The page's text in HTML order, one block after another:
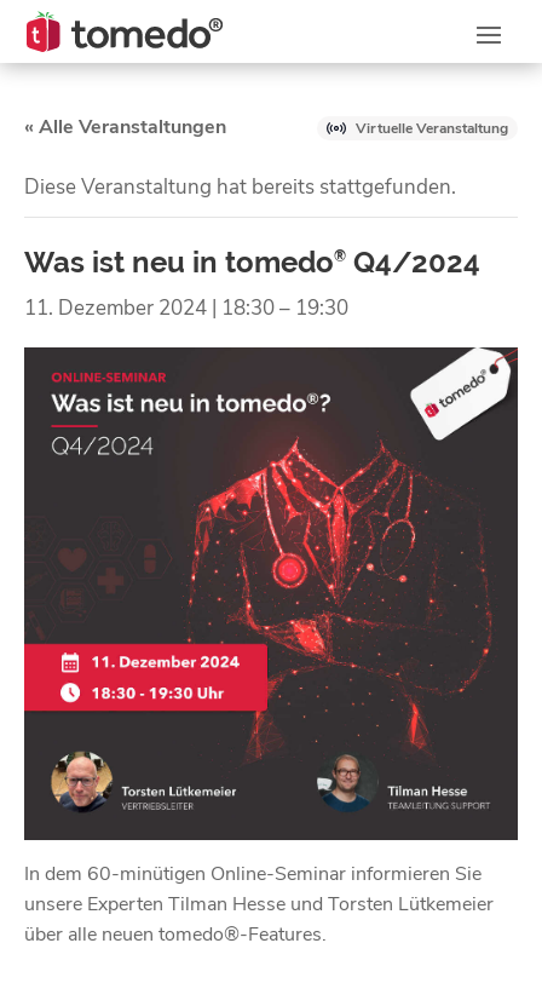
« Alle Veranstaltungen Virtuelle Veranstaltung
Diese Veranstaltung hat bereits stattgefunden.
Was ist neu in tomedo® Q4/2024
11. Dezember 2024 | 18:30– 19:30
In dem 60-minütigen Online-Seminar informieren Sie
unsere Experten Tilman Hesse und Torsten Lütkemeier
über alle neuen tomedo®-Features.